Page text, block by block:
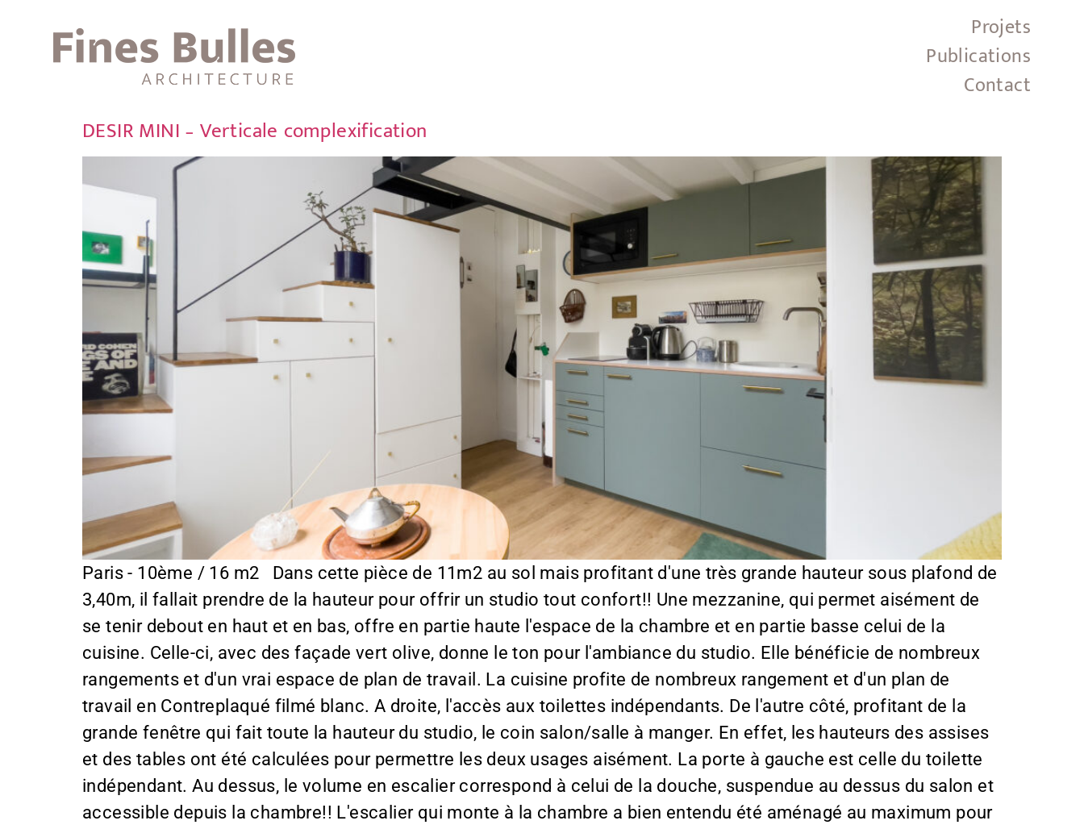
Projets
Publications
Contact
DESIR MINI – Verticale complexification
Paris - 10ème / 16 m2 Dans cette pièce de 11m2 au sol mais profitant d'une très grande hauteur sous plafond de
3,40m, il fallait prendre de la hauteur pour offrir un studio tout confort!! Une mezzanine, qui permet aisément de
se tenir debout en haut et en bas, offre en partie haute l'espace de la chambre et en partie basse celui de la
cuisine. Celle-ci, avec des façade vert olive, donne le ton pour l'ambiance du studio. Elle bénéficie de nombreux
rangements et d'un vrai espace de plan de travail. La cuisine profite de nombreux rangement et d'un plan de
travail en Contreplaqué filmé blanc. A droite, l'accès aux toilettes indépendants. De l'autre côté, profitant de la
grande fenêtre qui fait toute la hauteur du studio, le coin salon/salle à manger. En effet, les hauteurs des assises
et des tables ont été calculées pour permettre les deux usages aisément. La porte à gauche est celle du toilette
indépendant. Au dessus, le volume en escalier correspond à celui de la douche, suspendue au dessus du salon et
accessible depuis la chambre!! L'escalier qui monte à la chambre a bien entendu été aménagé au maximum pour